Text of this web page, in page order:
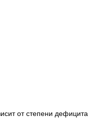
от степени дефицита